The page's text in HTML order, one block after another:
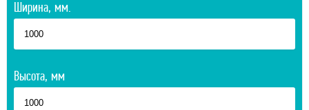
Ширина, мм.
Высота, мм